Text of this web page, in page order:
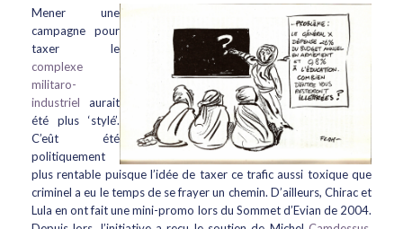
Mener une
campagne pour
taxer le
complexe
militaro-
industriel aurait
été plus ‘stylé’.
C’eût été
politiquement
plus rentable puisque l’idée de taxer ce trafic aussi toxique que
criminel a eu le temps de se frayer un chemin. D’ailleurs, Chirac et
Lula en ont fait une mini-promo lors du Sommet d’Evian de 2004.